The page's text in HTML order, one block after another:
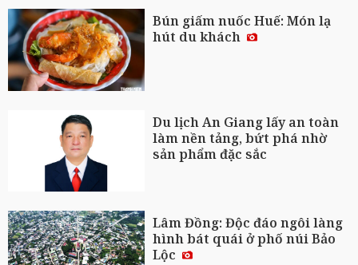
Bún giấm nuốc Huế: Món lạ
hút du khách
Du lịch An Giang lấy an toàn
làm nền tảng, bứt phá nhờ
sản phẩm đặc sắc
Lâm Đồng: Độc đáo ngôi làng
hình bát quái ở phố núi Bảo
Lộc